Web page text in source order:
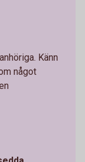
Känn
något